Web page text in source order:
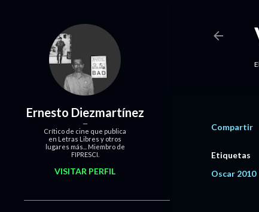
Compartir
Etiquetas
Oscar 2010
Ernesto Diezmartínez
Crítico de cine que publica
en Letras Libres y otros
lugares más... Miembro de
FIPRESCI.
VISITAR PERFIL